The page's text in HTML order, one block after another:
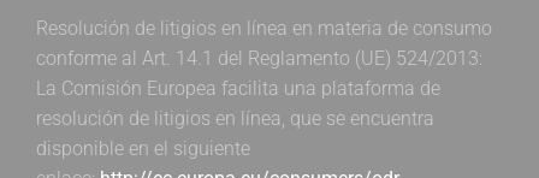
Resolución de litigios en línea en materia de consumo
conforme al Art. 14.1 del Reglamento (UE) 524/2013:
La Comisión Europea facilita una plataforma de
resolución de litigios en línea, que se encuentra
disponible en el siguiente